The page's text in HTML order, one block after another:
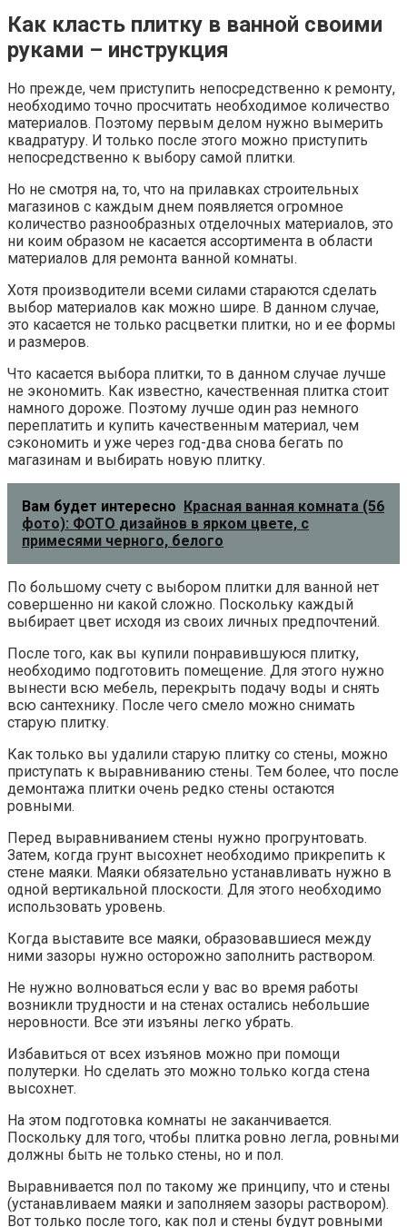
Как класть плитку в ванной своими
руками – инструкция
Но прежде, чем приступить непосредственно к ремонту,
необходимо точно просчитать необходимое количество
материалов. Поэтому первым делом нужно вымерить
квадратуру. И только после этого можно приступить
непосредственно к выбору самой плитки.
Но не смотря на, то, что на прилавках строительных
магазинов с каждым днем появляется огромное
количество разнообразных отделочных материалов, это
ни коим образом не касается ассортимента в области
материалов для ремонта ванной комнаты.
Хотя производители всеми силами стараются сделать
выбор материалов как можно шире. В данном случае,
это касается не только расцветки плитки, но и ее формы
и размеров.
Что касается выбора плитки, то в данном случае лучше
не экономить. Как известно, качественная плитка стоит
намного дороже. Поэтому лучше один раз немного
переплатить и купить качественным материал, чем
сэкономить и уже через год-два снова бегать по
магазинам и выбирать новую плитку.
Вам будет интересно
Красная ванная комната (56
фото): ФОТО дизайнов в ярком цвете, с
примесями черного, белого
По большому счету с выбором плитки для ванной нет
совершенно ни какой сложно. Поскольку каждый
выбирает цвет исходя из своих личных предпочтений.
После того, как вы купили понравившуюся плитку,
необходимо подготовить помещение. Для этого нужно
вынести всю мебель, перекрыть подачу воды и снять
всю сантехнику. После чего смело можно снимать
старую плитку.
Как только вы удалили старую плитку со стены, можно
приступать к выравниванию стены. Тем более, что после
демонтажа плитки очень редко стены остаются
ровными.
Перед выравниванием стены нужно прогрунтовать.
Затем, когда грунт высохнет необходимо прикрепить к
стене маяки. Маяки обязательно устанавливать нужно в
одной вертикальной плоскости. Для этого необходимо
использовать уровень.
Когда выставите все маяки, образовавшиеся между
ними зазоры нужно осторожно заполнить раствором.
Не нужно волноваться если у вас во время работы
возникли трудности и на стенах остались небольшие
неровности. Все эти изъяны легко убрать.
Избавиться от всех изъянов можно при помощи
полутерки. Но сделать это можно только когда стена
высохнет.
На этом подготовка комнаты не заканчивается.
Поскольку для того, чтобы плитка ровно легла, ровными
должны быть не только стены, но и пол.
Выравнивается пол по такому же принципу, что и стены
(устанавливаем маяки и заполняем зазоры раствором).
Вот только после того, как пол и стены будут ровными